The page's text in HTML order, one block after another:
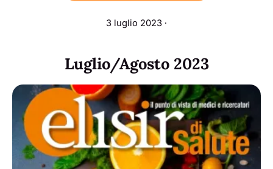
3 luglio 2023 ∙
Luglio/Agosto 2023